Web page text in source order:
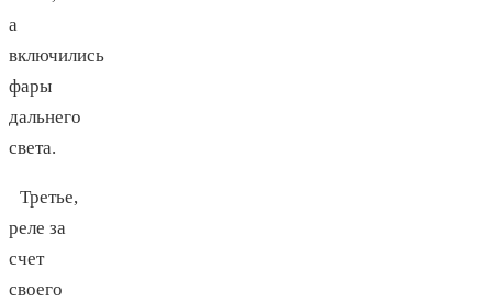
а
включились
фары
дальнего
света.
Третье,
реле за
счет
своего